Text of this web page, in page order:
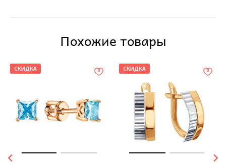
Похожие товары
СКИДКА СКИДКА